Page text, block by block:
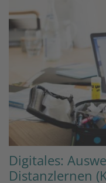
Digitales:
Distanzlernen